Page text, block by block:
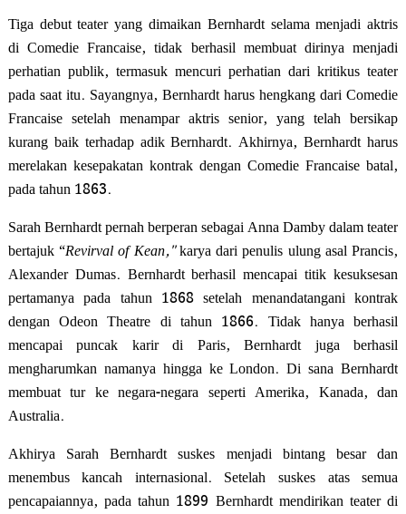
Tiga debut teater yang dimaikan Bernhardt selama menjadi aktris
di Comedie Francaise, tidak berhasil membuat dirinya menjadi
perhatian publik, termasuk mencuri perhatian dari kritikus teater
pada saat itu. Sayangnya, Bernhardt harus hengkang dari Comedie
Francaise setelah menampar aktris senior, yang telah bersikap
kurang baik terhadap adik Bernhardt. Akhirnya, Bernhardt harus
merelakan kesepakatan kontrak dengan Comedie Francaise batal,
pada tahun 1863.
Sarah Bernhardt pernah berperan sebagai Anna Damby dalam teater
bertajuk “Revirval of Kean,"karya dari penulis ulung asal Prancis,
Alexander Dumas. Bernhardt berhasil mencapai titik kesuksesan
pertamanya pada tahun 1868 setelah menandatangani kontrak
dengan Odeon Theatre di tahun 1866. Tidak hanya berhasil
mencapai puncak karir di Paris, Bernhardt juga berhasil
mengharumkan namanya hingga ke London. Di sana Bernhardt
membuat tur ke negara-negara seperti Amerika, Kanada, dan
Australia.
Akhirya Sarah Bernhardt suskes menjadi bintang besar dan
menembus kancah internasional. Setelah suskes atas semua
pencapaiannya, pada tahun 1899 Bernhardt mendirikan teater di